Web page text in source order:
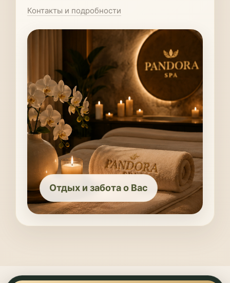
Контакты и подробности
Отдых и забота о Вас